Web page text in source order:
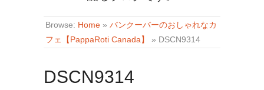
Browse: Home » バンクーバーのおしゃれなカ
フェ【PappaRoti Canada】
» DSCN9314
DSCN9314